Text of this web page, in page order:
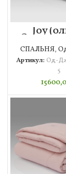
Joy
Одеяло
СПАЛЬНЯ,
Артикул: Од-
5